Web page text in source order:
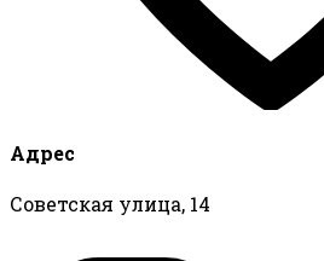
Адрес
Советская улица, 14